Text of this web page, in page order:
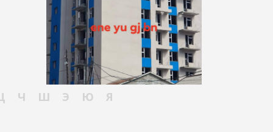
Ч Ш Э Ю Я